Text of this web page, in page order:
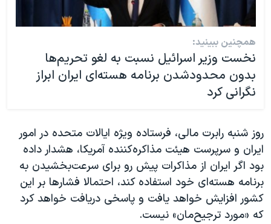
همچنین ببینید:
نخست وزیر اسرائیل نسبت به لغو تحریم‌ها
بدون محدودشدن برنامه هسته‌ای ایران ابراز
نگرانی کرد
روز شنبه رابرت مالی، فرستاده ویژه ایالات متحده در امور
ایران و سرپرست هیئت مذاکره‌کننده آمریکا، هشدار داده
بود اگر ایران از مذاکرات پیش رو برای سرعت‌بخشیدن به
برنامه هسته‌ای خود استفاده کند، احتمالا فشارها بر این
کشور افزایش خواهد یافت و پاسخی دریافت خواهد کرد
که «مورد ترجیح‌مان» نیست.